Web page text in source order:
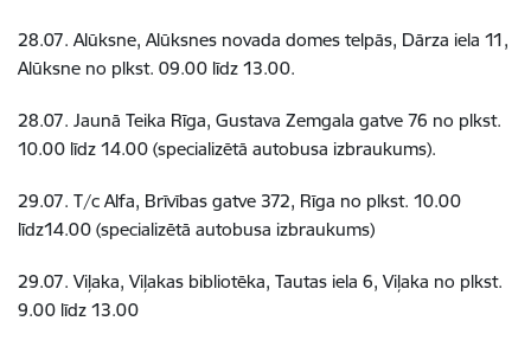
28.07. Alūksne, Alūksnes novada domes telpās, Dārza iela 11,
Alūksne no plkst. 09.00 līdz 13.00.
28.07. Jaunā Teika Rīga, Gustava Zemgala gatve 76 no plkst.
10.00 līdz 14.00 (specializētā autobusa izbraukums).
29.07. T/c Alfa, Brīvības gatve 372, Rīga no plkst. 10.00
līdz14.00 (specializētā autobusa izbraukums)
29.07. Viļaka, Viļakas bibliotēka, Tautas iela 6, Viļaka no plkst.
9.00 līdz 13.00